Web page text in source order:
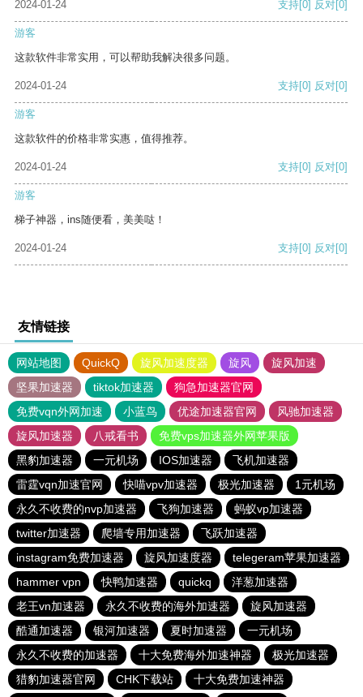
2024-01-24
支持[0] 反对[0]
游客
这款软件非常实用，可以帮助我解决很多问题。
2024-01-24 支持[0] 反对[0]
游客
这款软件的价格非常实惠，值得推荐。
2024-01-24 支持[0] 反对[0]
游客
梯子神器，ins随便看，美美哒！
2024-01-24 支持[0] 反对[0]
友情链接
网站地图 QuickQ 旋风加速度器 旋风
旋风加速
坚果加速器
tiktok加速器
狗急加速器官网
免费vqn外网加速
小蓝鸟 优途加速器官网
风驰加速器
旋风加速器
八戒看书
免费vps加速器外网苹果版
黑豹加速器
一元机场 IOS加速器
飞机加速器
雷霆vqn加速官网
快喵vpv加速器 极光加速器
1元机场
永久不收费的nvp加速器
飞狗加速器
蚂蚁vp加速器
twitter加速器
爬墙专用加速器
飞跃加速器
instagram免费加速器
旋风加速度器
telegeram苹果加速器
hammer vpn
快鸭加速器 quickq
洋葱加速器
老王vn加速器
永久不收费的海外加速器
旋风加速器
酷通加速器
银河加速器 夏时加速器
一元机场
永久不收费的加速器
十大免费海外加速神器
极光加速器
猎豹加速器官网
CHK下载站 十大免费加速神器